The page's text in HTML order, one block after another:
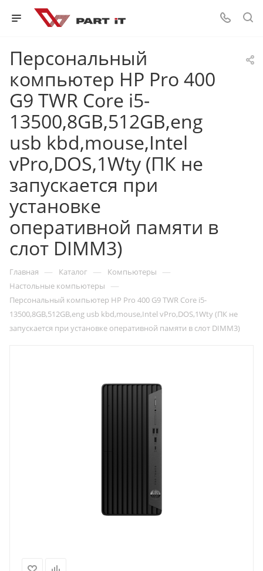
Персональный
компьютер HP Pro 400
G9 TWR Core i5-
13500,8GB,512GB,eng
usb kbd,mouse,Intel
vPro,DOS,1Wty (ПК не
запускается при
установке
оперативной памяти в
слот DIMM3)
Главная — Каталог — Компьютеры —
Настольные компьютеры —
Персональный компьютер HP Pro 400 G9 TWR Core i5-
13500,8GB,512GB,eng usb kbd,mouse,Intel vPro,DOS,1Wty (ПК не
запускается при установке оперативной памяти в слот DIMM3)